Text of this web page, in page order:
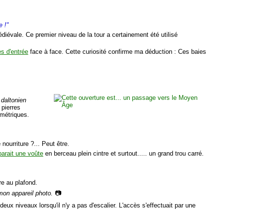
!"
Ce premier niveau de la tour a certainement été utilisé
d'entrée face à face. Cette curiosité confirme ma déduction : Ces baies
?... Peut être.
une voûte en berceau plein cintre et surtout..... un grand trou carré.
au plafond.
appareil photo. 📷
niveaux lorsqu'il n'y a pas d'escalier. L'accès s'effectuait par une